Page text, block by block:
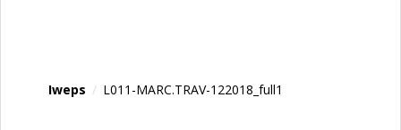
Iweps / L011-MARC.TRAV-122018_full1